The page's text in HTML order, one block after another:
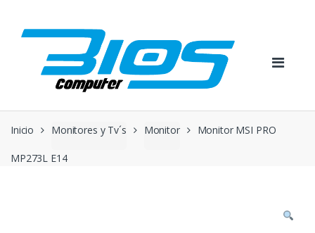
navigation
content
Inicio Monitores y Tv´s Monitor Monitor MSI PRO
MP273L E14